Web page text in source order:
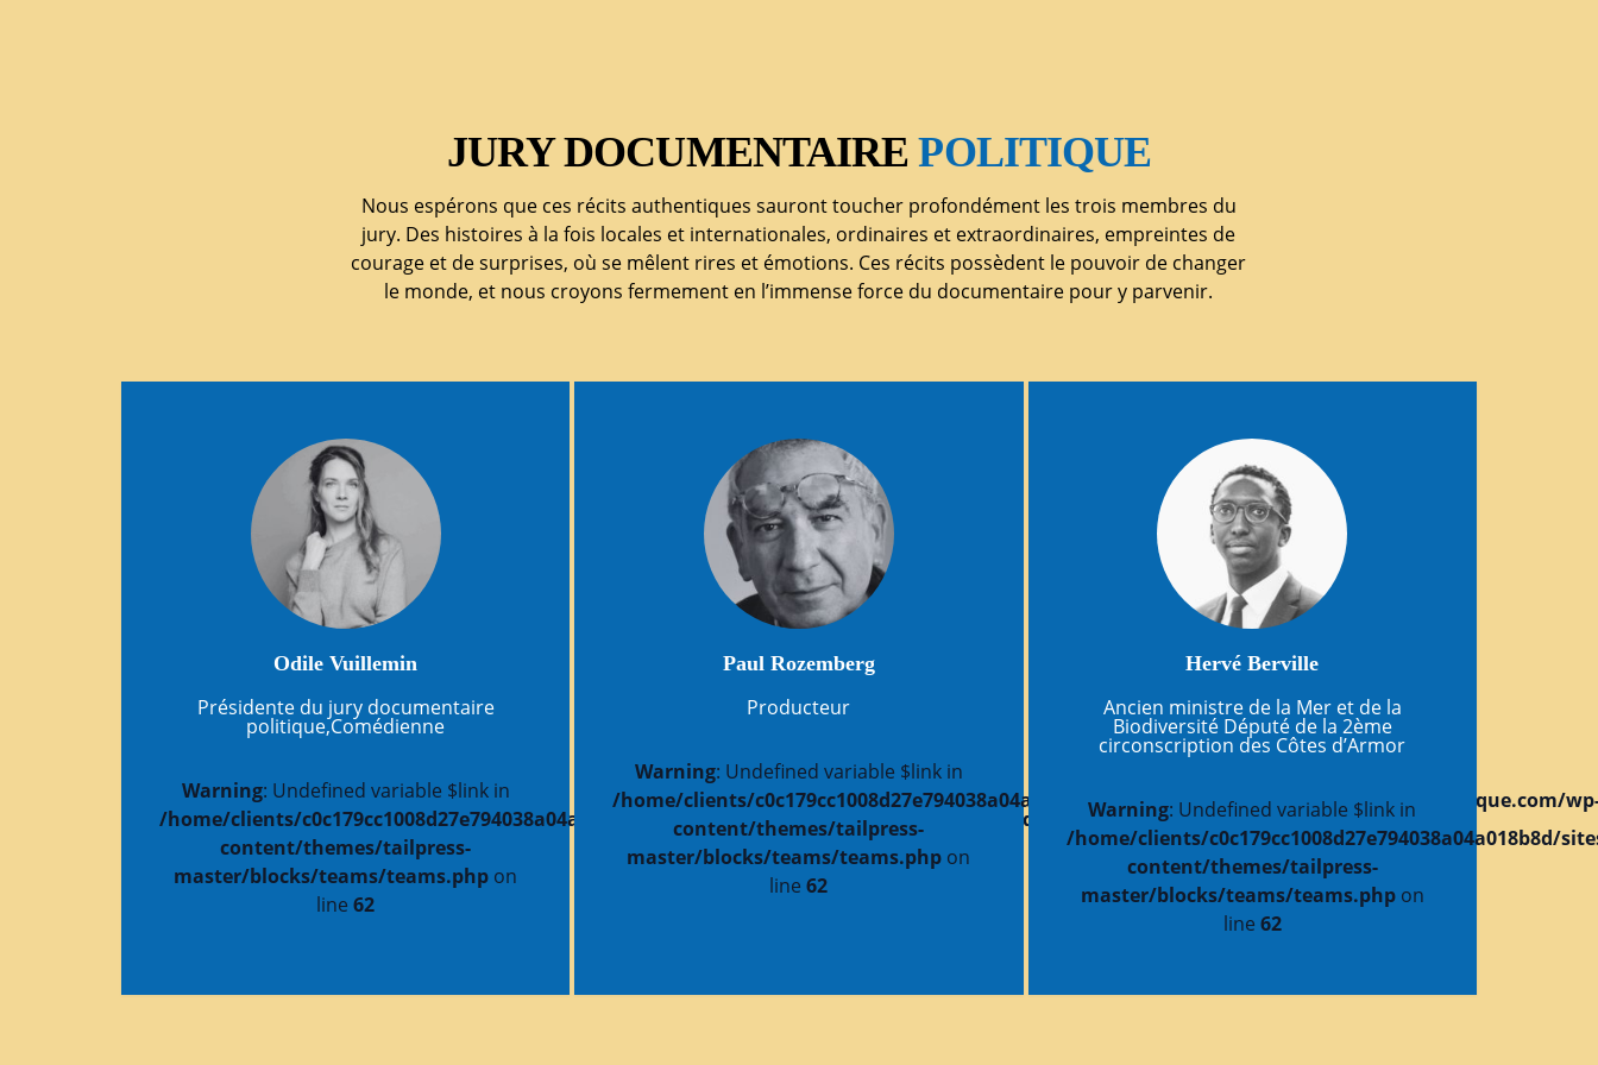
JURY DOCUMENTAIRE POLITIQUE
Nous espérons que ces récits authentiques sauront toucher profondément les trois membres du
jury. Des histoires à la fois locales et internationales, ordinaires et extraordinaires, empreintes de
courage et de surprises, où se mêlent rires et émotions. Ces récits possèdent le pouvoir de changer
le monde, et nous croyons fermement en l’immense force du documentaire pour y parvenir.
Odile Vuillemin
Présidente du jury documentaire
politique,Comédienne
Warning: Undefined variable $link in
/home/clients/c0c179cc1008d27e794038a04a018b8d/sites/festivalfictiondocumentairepolitique.com/wp-
content/themes/tailpress-
master/blocks/teams/teams.php on
line62
Paul Rozemberg
Producteur
Warning: Undefined variable $link in
/home/clients/c0c179cc1008d27e794038a04a018b8d/sites/festivalfictiondocumentairepolitique.com/
content/themes/tailpress-
master/blocks/teams/teams.php on
line62
Hervé Berville
Ancien ministre de la Mer et de la
Biodiversité Député de la 2ème
circonscription des Côtes d’Armor
Warning: Undefined variable $link in
/home/clients/
content/themes/tailpress-
master/blocks/teams/teams.phpon
line 62